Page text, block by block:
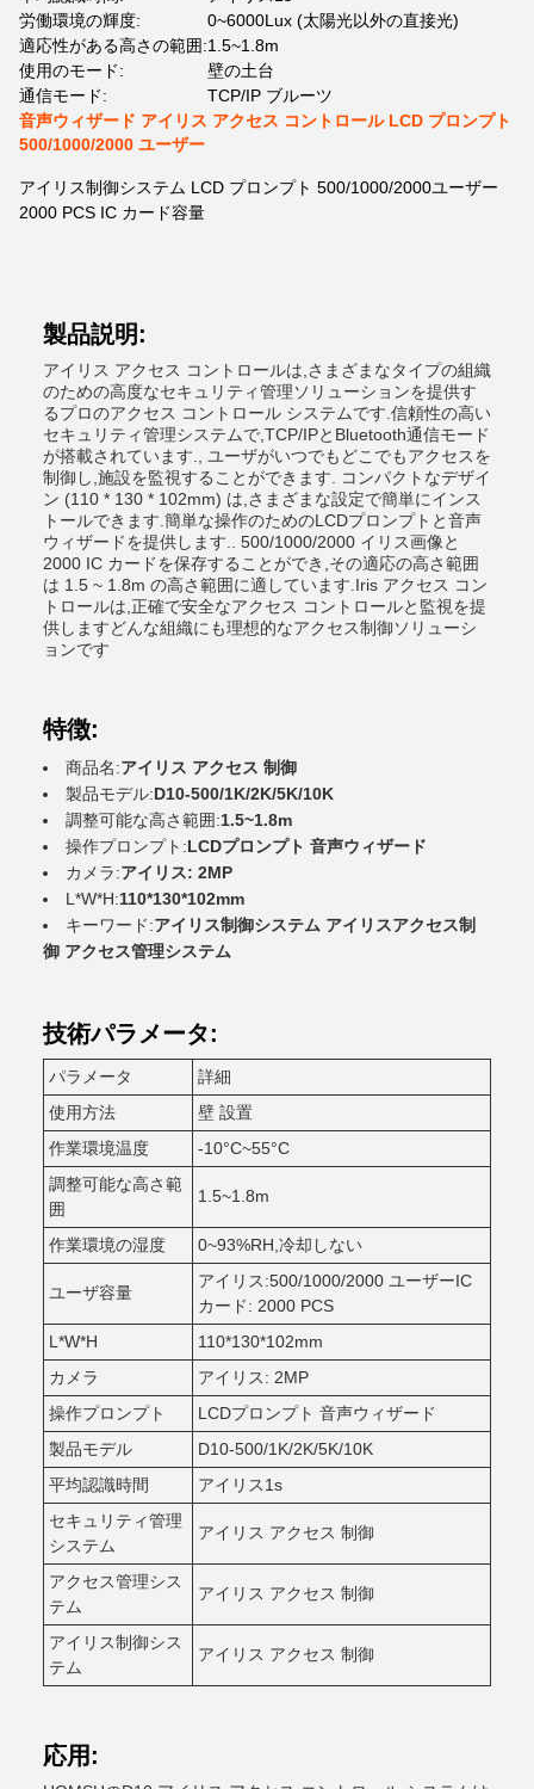
労働環境の輝度:
0~6000Lux (太陽光以外の直接光)
適応性がある高さの範囲:1.5~1.8m
使用のモード:
壁の土台
通信モード:
TCP/IP ブルーツ
音声ウィザード アイリス アクセス コントロール LCD プロンプト
500/1000/2000 ユーザー
アイリス制御システム LCD プロンプト 500/1000/2000ユーザー
2000 PCS IC カード容量
製品説明:
アイリス アクセス コントロールは,さまざまなタイプの組織
のための高度なセキュリティ管理ソリューションを提供す
るプロのアクセス コントロール システムです.信頼性の高い
セキュリティ管理システムで,TCP/IPとBluetooth通信モード
が搭載されています., ユーザがいつでもどこでもアクセスを
制御し,施設を監視することができます. コンパクトなデザイ
ン (110 * 130 * 102mm) は,さまざまな設定で簡単にインス
トールできます.簡単な操作のためのLCDプロンプトと音声
ウィザードを提供します.. 500/1000/2000 イリス画像と
2000 IC カードを保存することができ,その適応の高さ範囲
は 1.5 ~ 1.8m の高さ範囲に適しています.Iris アクセス コン
トロールは,正確で安全なアクセス コントロールと監視を提
供しますどんな組織にも理想的なアクセス制御ソリューシ
ョンです
特徴:
商品名:アイリス アクセス 制御
製品モデル:D10-500/1K/2K/5K/10K
調整可能な高さ範囲:1.5~1.8m
操作プロンプト:LCDプロンプト 音声ウィザード
カメラ:アイリス: 2MP
L*W*H:110*130*102mm
キーワード:アイリス制御システム アイリスアクセス制
御 アクセス管理システム
技術パラメータ:
パラメータ
詳細
使用方法
壁 設置
作業環境温度
-10°C~55°C
調整可能な高さ範
囲
1.5~1.8m
作業環境の湿度 0~93%RH,冷却しない
ユーザ容量
アイリス:500/1000/2000 ユーザーIC
カード: 2000 PCS
L*W*H
110*130*102mm
カメラ
アイリス: 2MP
操作プロンプト
LCDプロンプト 音声ウィザード
製品モデル
D10-500/1K/2K/5K/10K
平均認識時間
アイリス1s
セキュリティ管理
システム
アイリス アクセス 制御
アクセス管理シス
テム
アイリス アクセス 制御
アイリス制御シス
テム
アイリス アクセス 制御
応用: